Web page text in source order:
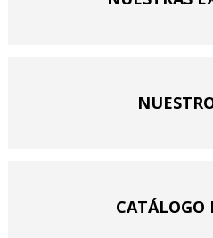
CATÁLOGO